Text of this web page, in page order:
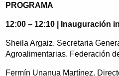
PROGRAMA
12:00 – 12:10 | Inauguración
Sheila Argaiz. Secretaria
Agroalimentarias. Federación
Fermín Unanua Martínez.